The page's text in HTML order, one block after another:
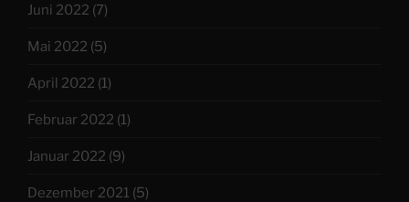
Juni 2022 (7)
Mai 2022 (5)
April 2022 (1)
Februar 2022 (1)
Januar 2022 (9)
Dezember 2021 (5)